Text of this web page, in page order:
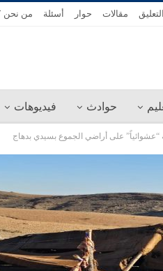
مقالات حوار أسئلة من نحن
حوادث فيديوهات
“عشوائياً” على أراضي الجموع بسيدي بدهاج